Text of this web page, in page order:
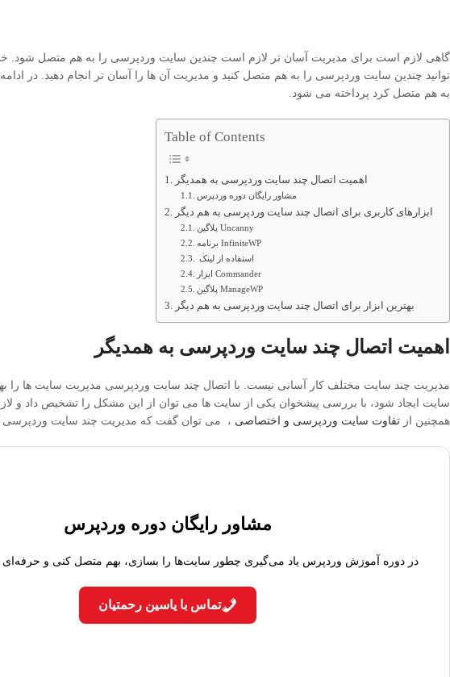
گاهی لازم است برای مدیریت آسان تر لازم است چندین سایت وردپرسی را به هم متصل شود.
توانید چندین سایت وردپرسی را به هم متصل کنید و مدیریت آن ها را آسان تر انجام دهید. در
به هم متصل کرد پرداخته می شود.
Table of Contents
اهمیت اتصال چند سایت وردپرسی به همدیگر
مشاور رایگان دوره وردپرس
ابزارهای کاربری برای اتصال چند سایت وردپرسی به هم دیگر
پلاگین Uncanny
برنامه InfiniteWP
استفاده از لینک
ابزار Commander
پلاگین ManageWP
بهترین ابزار برای اتصال چند سایت وردپرسی به هم دیگر
اهمیت اتصال چند سایت وردپرسی به همدیگر
مدیریت چند سایت مختلف کار آسانی نیست. با اتصال چند سایت وردپرسی مدیریت سایت ها را
سایت ایجاد شود، با بررسی پیشخوان یکی از سایت ها می توان از این مشکل را تشخیص داد و
همچنین از تفاوت سایت وردپرسی و اختصاصی ، می توان گفت که مدیریت چند سایت وردپرسی
مشاور رایگان دوره وردپرس
در دوره آموزش وردپرس یاد می‌گیری چطور سایت‌ها را بسازی، بهم متصل کنی و
تماس با یاسین رحمتیان